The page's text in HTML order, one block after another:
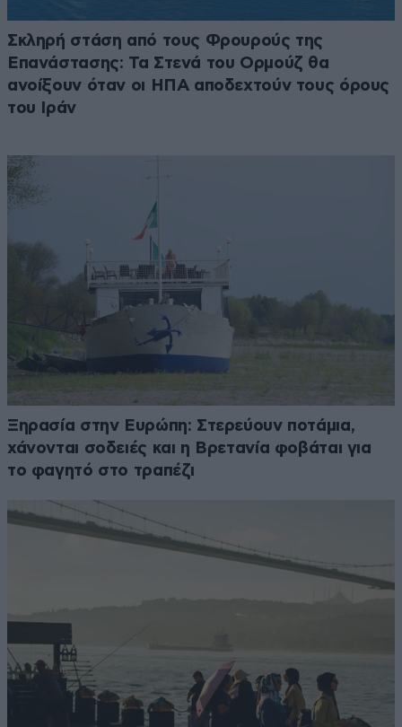
Σκληρή στάση από τους Φρουρούς της
Επανάστασης: Τα Στενά του Ορμούζ θα
ανοίξουν όταν οι ΗΠΑ αποδεχτούν τους όρους
του Ιράν
Ξηρασία στην Ευρώπη: Στερεύουν ποτάμια,
χάνονται σοδειές και η Βρετανία φοβάται για
το φαγητό στο τραπέζι